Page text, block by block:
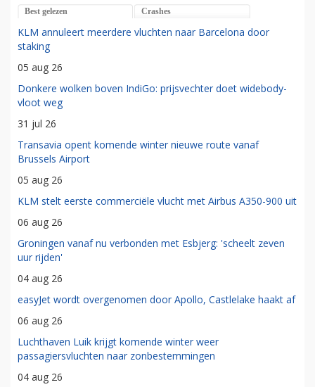
Best gelezen Crashes
KLM annuleert meerdere vluchten naar Barcelona door
staking
05 aug 26
Donkere wolken boven IndiGo: prijsvechter doet widebody-
vloot weg
31 jul 26
Transavia opent komende winter nieuwe route vanaf
Brussels Airport
05 aug 26
KLM stelt eerste commerciële vlucht met Airbus A350-900 uit
06 aug 26
Groningen vanaf nu verbonden met Esbjerg: 'scheelt zeven
uur rijden'
04 aug 26
easyJet wordt overgenomen door Apollo, Castlelake haakt af
06 aug 26
Luchthaven Luik krijgt komende winter weer
passagiersvluchten naar zonbestemmingen
04 aug 26